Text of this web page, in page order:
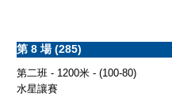
第 8 場 (285)
第二班 - 1200米 - (100-80)
水星讓賽